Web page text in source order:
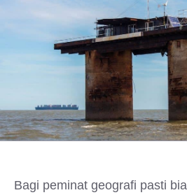
Bagi peminat geografi pasti